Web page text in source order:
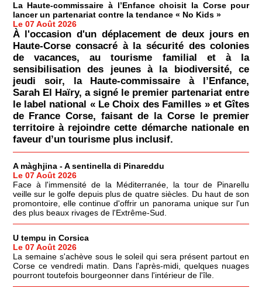
La Haute-commissaire à l’Enfance choisit la Corse pour
lancer un partenariat contre la tendance « No Kids »
Le 07 Août 2026
À l'occasion d'un déplacement de deux jours en
Haute-Corse consacré à la sécurité des colonies
de vacances, au tourisme familial et à la
sensibilisation des jeunes à la biodiversité, ce
jeudi soir, la Haute-commissaire à l’Enfance,
Sarah El Haïry, a signé le premier partenariat entre
le label national « Le Choix des Familles » et Gîtes
de France Corse, faisant de la Corse le premier
territoire à rejoindre cette démarche nationale en
faveur d’un tourisme plus inclusif.
A màghjina - A sentinella di Pinareddu
Le 07 Août 2026
Face à l'immensité de la Méditerranée, la tour de Pinarellu
veille sur le golfe depuis plus de quatre siècles. Du haut de son
promontoire, elle continue d'offrir un panorama unique sur l'un
des plus beaux rivages de l'Extrême-Sud.
U tempu in Corsica
Le 07 Août 2026
La semaine s'achève sous le soleil qui sera présent partout en
Corse ce vendredi matin. Dans l'après-midi, quelques nuages
pourront toutefois bourgeonner dans l'intérieur de l'île.